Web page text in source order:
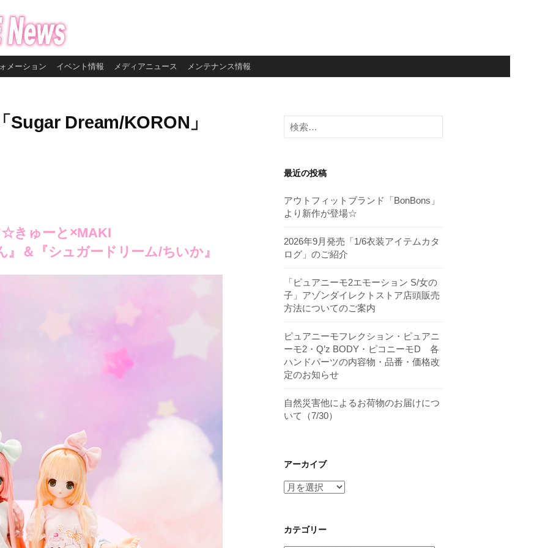
メーション イベント情報 メディアニュース メンテナンス情報
Dream/KORON」
きゅーと×MAKI
＆『シュガードリーム/ちいか』
検
索:
最近の投稿
アウトフィットブランド「BonBons」
より新作が登場☆
2026年9月発売「1/6衣装アイテムカタ
ログ」のご紹介
「ピュアニーモ2エモーション S/女の
子」アゾンダイレクトストア店頭販売
方法についてのご案内
ピュアニーモフレクション・ピュアニ
ーモ2・Q’z BODY・ピコニーモD 各
ハンドパーツの内容物・品番・価格改
定のお知らせ
自然災害他によるお荷物のお届けにつ
いて（7/30）
アーカイブ
ア
イ
ブ
カテゴリー